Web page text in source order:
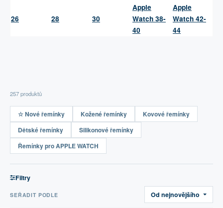
26 28 30
Apple
Watch 38-
40
Apple
Watch 42-
44
257 produktů
☆ Nové řemínky Kožené řemínky
Kovové řemínky
Dětské řemínky
Silikonové řemínky
Řemínky pro APPLE WATCH
Filtry
SEŘADIT PODLE Od nejnovějšího